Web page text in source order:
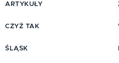
ARTYKUŁY
CZYŻ TAK
ŚLĄSK